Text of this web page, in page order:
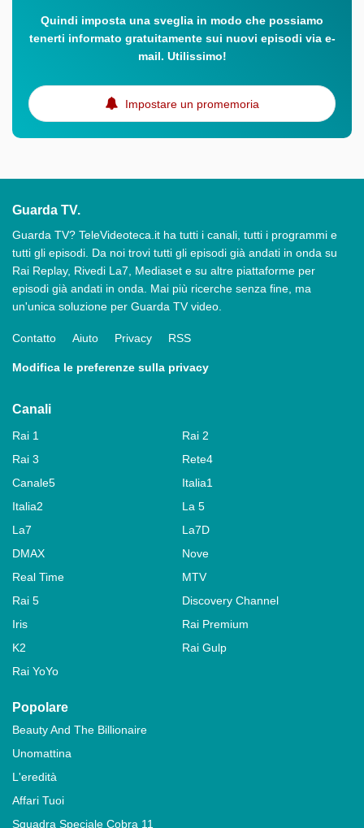
Quindi imposta una sveglia in modo che possiamo
tenerti informato gratuitamente sui nuovi episodi via e-
mail. Utilissimo!
Impostare un promemoria
Guarda TV.
Guarda TV? TeleVideoteca.it ha tutti i canali, tutti i programmi e
tutti gli episodi. Da noi trovi tutti gli episodi già andati in onda su
Rai Replay, Rivedi La7, Mediaset e su altre piattaforme per
episodi già andati in onda. Mai più ricerche senza fine, ma
un'unica soluzione per Guarda TV video.
Contatto Aiuto Privacy RSS
Modifica le preferenze sulla privacy
Canali
Rai 1
Rai 2
Rai 3
Rete4
Canale5
Italia1
Italia2
La 5
La7
La7D
DMAX
Nove
Real Time
MTV
Rai 5
Discovery Channel
Iris
Rai Premium
K2
Rai Gulp
Rai YoYo
Popolare
Beauty And The Billionaire
Unomattina
L'eredità
Affari Tuoi
Squadra Speciale Cobra 11